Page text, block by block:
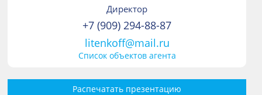
Директор
+7 (909) 294-88-87
litenkoff@mail.ru
Список объектов агента
Распечатать презентацию